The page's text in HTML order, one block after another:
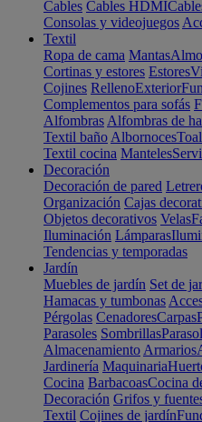
Cables Cables HDMI
Consolas y videojuegos
Textil
Ropa de cama Mantas
Cortinas y estores Estores
Cojines RellenoExterior
Complementos para sofás
Alfombras Alfombras de
Textil baño Albornoces
Textil cocina Manteles
Decoración
Decoración de pared
Organización Cajas
Objetos decorativos Velas
Iluminación Lámparas
Tendencias y temporadas
Jardín
Muebles de jardín Set de
Hamacas y tumbonas
Pérgolas CenadoresCarpas
Parasoles Sombrillas
Almacenamiento Armarios
Jardinería Maquinaria
Cocina BarbacoasCocina
Decoración Grifos y
Textil Cojines de jardín